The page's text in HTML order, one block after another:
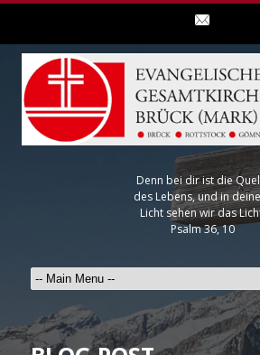
Denn bei dir ist die
des Lebens, und in
Licht sehen wir das
Psalm 36, 10